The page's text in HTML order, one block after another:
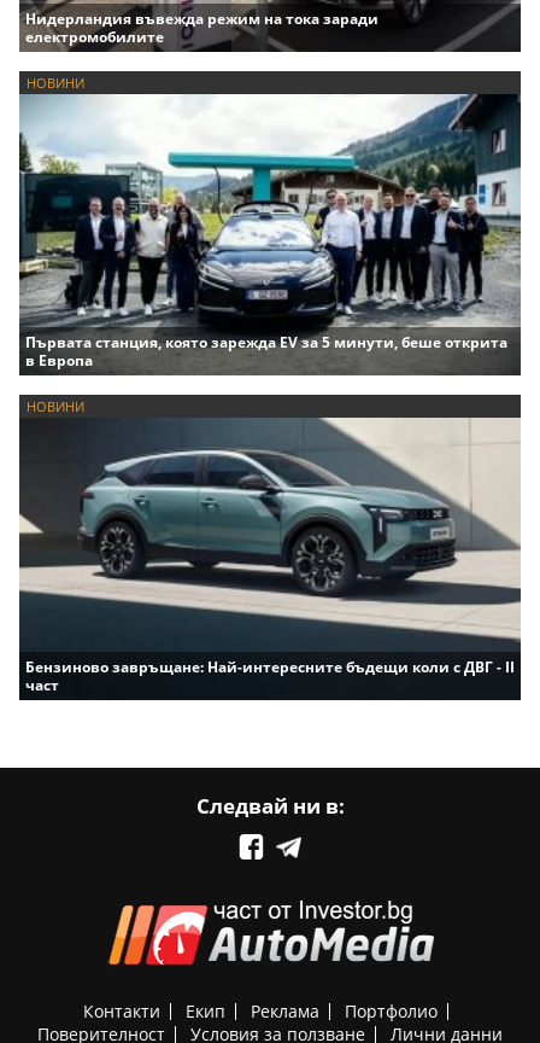
Нидерландия въвежда режим на тока заради
електромобилите
НОВИНИ
Първата станция, която зарежда EV за 5 минути, беше открита
в Европа
НОВИНИ
Бензиново завръщане: Най-интересните бъдещи коли с ДВГ - II
част
Следвай ни в:
Контакти Екип Реклама
Портфолио
Поверителност
Условия за ползване Лични данни